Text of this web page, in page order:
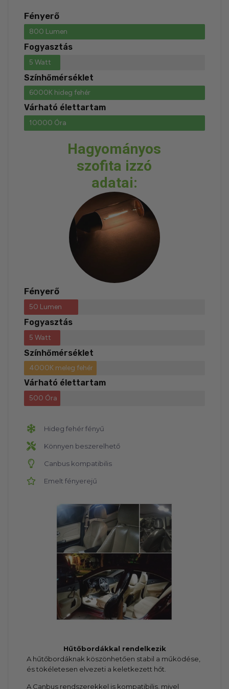
Fényerő
800 Lumen
Fogyasztás
5 Watt
Színhőmérséklet
6000K hideg fehér
Várható élettartam
10000 Óra
Hagyományos
szofita izzó
adatai:
Fényerő
50 Lumen
Fogyasztás
5 Watt
Színhőmérséklet
4000K meleg fehér
Várható élettartam
500 Óra
Hideg fehér fényű
Könnyen beszerelhető
Canbus kompatibilis
Emelt fényerejű
Hűtőbordákkal rendelkezik
A hűtőbordáknak köszönhetően stabil a működése,
és tökéletesen elvezeti a keletkezett hőt.
A Canbus rendszerekkel is kompatibilis, mivel